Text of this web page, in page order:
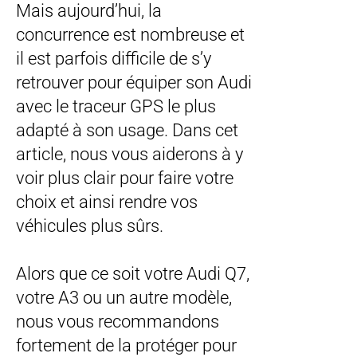
Mais aujourd’hui, la
concurrence est nombreuse et
il est parfois difficile de s’y
retrouver pour équiper son Audi
avec le traceur GPS le plus
adapté à son usage. Dans cet
article, nous vous aiderons à y
voir plus clair pour faire votre
choix et ainsi rendre vos
véhicules plus sûrs.
Alors que ce soit votre Audi Q7,
votre A3 ou un autre modèle,
nous vous recommandons
fortement de la protéger pour